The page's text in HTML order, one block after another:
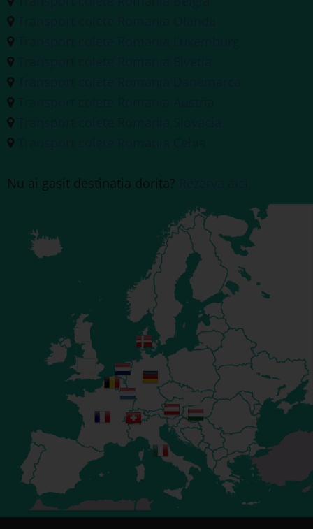
Nu ai gasit destinatia dorita?